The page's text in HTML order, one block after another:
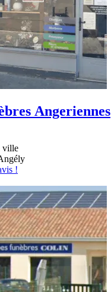
Angeriennes
ville
!